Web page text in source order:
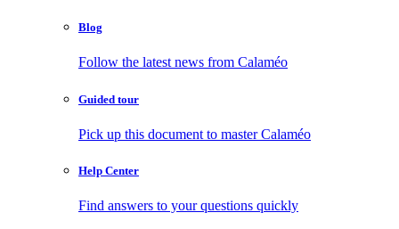
Blog
Follow the latest news from Calaméo
Guided tour
Pick up this document to master Calaméo
Help Center
Find answers to your questions quickly